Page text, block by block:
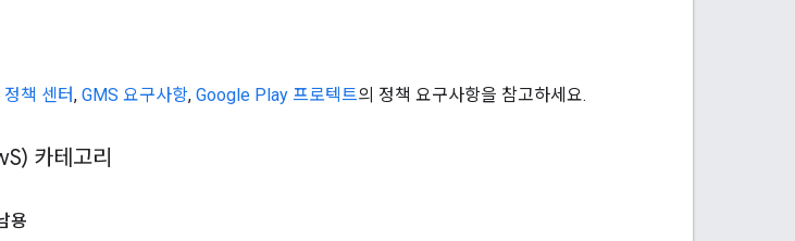
책 센터, GMS 요구사항, Google Play 프로텍트의 정책 요구사항을 참고하세요.
S) 카테고리
용